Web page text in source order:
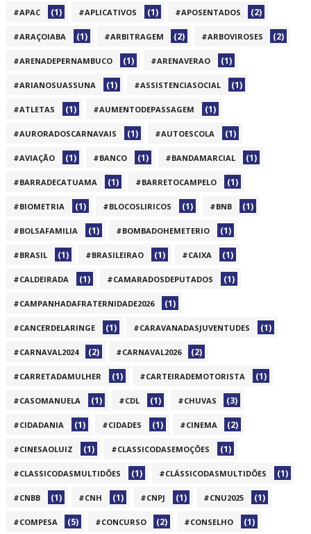
#APAC (1) #APLICATIVOS (1) #APOSENTADOS (2)
#ARAÇOIABA (1) #ARBITRAGEM (2) #ARBOVIROSES (2)
#ARENADEPERNAMBUCO (1) #ARENAVERAO (1)
#ARIANOSUASSUNA (1) #ASSISTENCIASOCIAL (1)
#ATLETAS (1) #AUMENTODEPASSAGEM (1)
#AURORADOSCARNAVAIS (1) #AUTOESCOLA (1)
#AVIAÇÃO (1) #BANCO (1) #BANDAMARCIAL (1)
#BARRADECATUAMA (1) #BARRETOCAMPELO (1)
#BIOMETRIA (1) #BLOCOSLIRICOS (1) #BNB (1)
#BOLSAFAMILIA (1) #BOMBADOHEMETERIO (1)
#BRASIL (1) #BRASILEIRAO (1) #CAIXA (1)
#CALDEIRADA (1) #CAMARADOSDEPUTADOS (1)
#CAMPANHADAFRATERNIDADE2026 (1)
#CANCERDELARINGE (1) #CARAVANADASJUVENTUDES (1)
#CARNAVAL2024 (2) #CARNAVAL2026 (2)
#CARRETADAMULHER (1) #CARTEIRADEMOTORISTA (1)
#CASOMANUELA (1) #CDL (1) #CHUVAS (3)
#CIDADANIA (1) #CIDADES (1) #CINEMA (2)
#CINESAOLUIZ (1) #CLASSICODASEMOÇÕES (1)
#CLASSICODASMULTIDÕES (1) #CLÁSSICODASMULTIDÕES (1)
#CNBB (1) #CNH (1) #CNPJ (1) #CNU2025 (1)
#COMPESA (5) #CONCURSO (2) #CONSELHO (1)